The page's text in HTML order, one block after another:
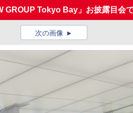
GROUP Tokyo Bay」お披露目会
次の画像